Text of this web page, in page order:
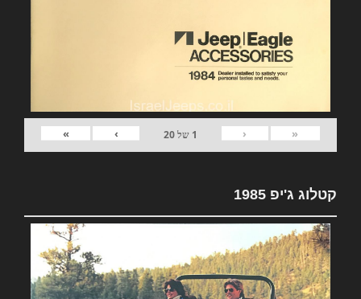
«
‹
1 של20
›
»
קטלוג ג'יפ 1985